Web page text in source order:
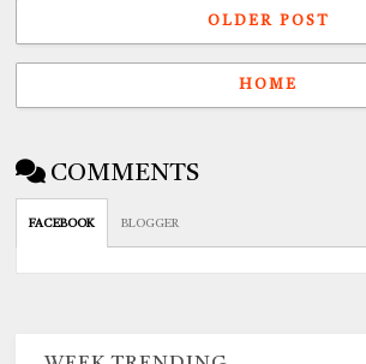
OLDER POST
HOME
COMMENTS
FACEBOOK BLOGGER